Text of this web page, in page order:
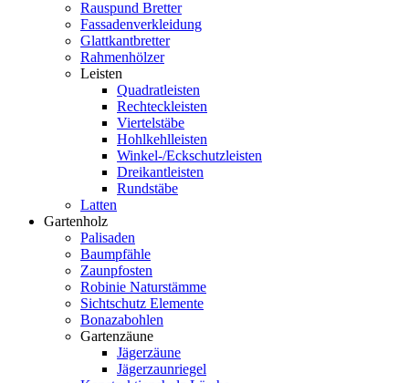
Rauspund Bretter
Fassadenverkleidung
Glattkantbretter
Rahmenhölzer
Leisten
Quadratleisten
Rechteckleisten
Viertelstäbe
Hohlkehlleisten
Winkel-/Eckschutzleisten
Dreikantleisten
Rundstäbe
Latten
Gartenholz
Palisaden
Baumpfähle
Zaunpfosten
Robinie Naturstämme
Sichtschutz Elemente
Bonazabohlen
Gartenzäune
Jägerzäune
Jägerzaunriegel